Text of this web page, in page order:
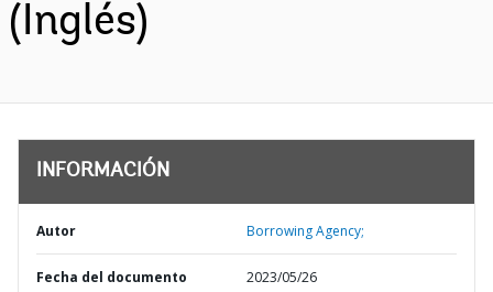
(Inglés)
INFORMACIÓN
Autor Borrowing Agency;
Fecha del documento 2023/05/26